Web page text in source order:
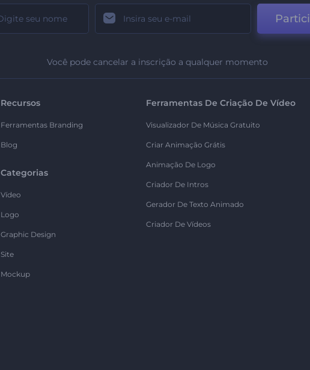
Você pode cancelar a inscrição a qualquer momento
Recursos
Ferramentas Branding
Blog
Categorias
Vídeo
Logo
Graphic Design
Site
Mockup
Ferramentas De Criação De Vídeo
Visualizador De Música Gratuito
Criar Animação Grátis
Animação De Logo
Criador De Intros
Gerador De Texto Animado
Criador De Vídeos